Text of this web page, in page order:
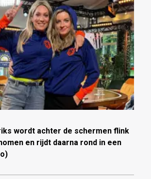
wordt achter de schermen flink
en rijdt daarna rond in een